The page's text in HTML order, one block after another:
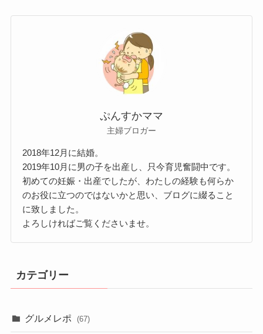
ぷんすかママ
主婦ブロガー
2018年12月に結婚。
2019年10月に男の子を出産し、只今育児奮闘中です。
初めての妊娠・出産でしたが、わたしの経験も何らか
のお役に立つのではないかと思い、ブログに綴ること
に致しました。
よろしければご覧くださいませ。
カテゴリー
グルメレポ (67)